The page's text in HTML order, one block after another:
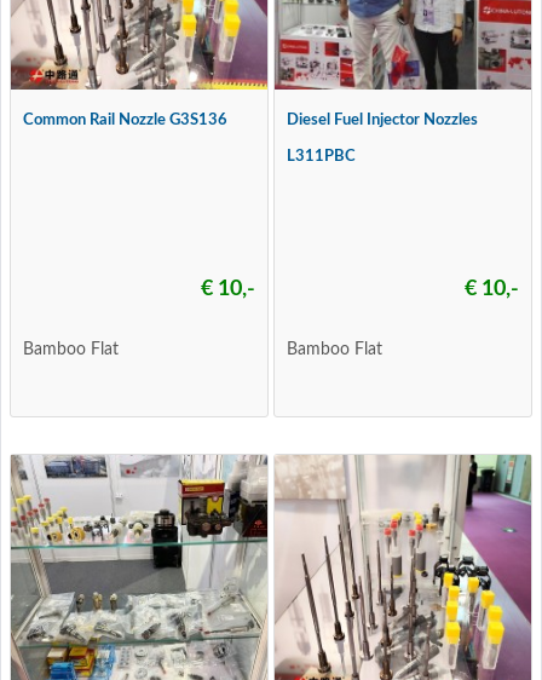
Common Rail Nozzle G3S136
€ 10,-
Bamboo Flat
Diesel Fuel Injector Nozzles
L311PBC
€ 10,-
Bamboo Flat